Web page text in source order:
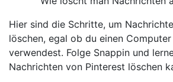
Hier sind die Schritte, um
löschen, egal ob du einen
verwendest. Folge Snappin und
Nachrichten von Pinterest löschen